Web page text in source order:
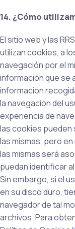
14. ¿Cómo
El sitio web y las
utilizan cookies, a
navegación por el
información que se
información
la navegación del
experiencia de
las cookies
las mismas, pero
las mismas será
puedan identificar
Sin embargo, si el
en su disco duro,
navegador de tal
archivos. Para